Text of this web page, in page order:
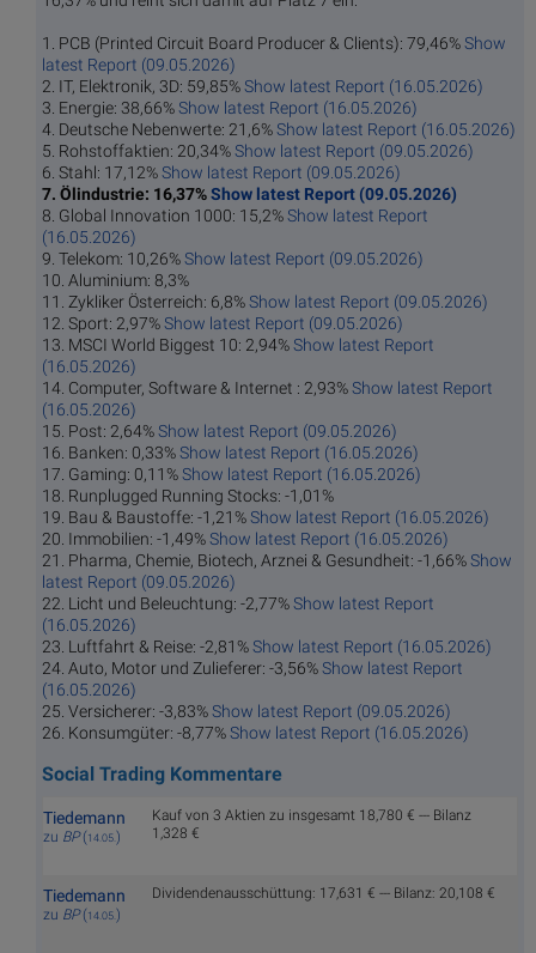
1. PCB (Printed Circuit Board Producer & Clients): 79,46%Show
latest Report (09.05.2026)
2. IT, Elektronik, 3D: 59,85%Show latest Report (16.05.2026)
3. Energie: 38,66%Show latest Report (16.05.2026)
4. Deutsche Nebenwerte: 21,6%Show latest Report (16.05.2026)
5. Rohstoffaktien: 20,34%Show latest Report (09.05.2026)
6. Stahl: 17,12%Show latest Report (09.05.2026)
7. Ölindustrie: 16,37%Show latest Report (09.05.2026)
8. Global Innovation 1000: 15,2%Show latest Report
(16.05.2026)
9. Telekom: 10,26%Show latest Report (09.05.2026)
10. Aluminium: 8,3%
11. Zykliker Österreich: 6,8%Show latest Report (09.05.2026)
12. Sport: 2,97%Show latest Report (09.05.2026)
13. MSCI World Biggest 10: 2,94%Show latest Report
(16.05.2026)
14. Computer, Software & Internet : 2,93%Show latest Report
(16.05.2026)
15. Post: 2,64%Show latest Report (09.05.2026)
16. Banken: 0,33%Show latest Report (16.05.2026)
17. Gaming: 0,11%Show latest Report (16.05.2026)
18. Runplugged Running Stocks: -1,01%
19. Bau & Baustoffe: -1,21%Show latest Report (16.05.2026)
20. Immobilien: -1,49%Show latest Report (16.05.2026)
21. Pharma, Chemie, Biotech, Arznei & Gesundheit: -1,66%Show
latest Report (09.05.2026)
22. Licht und Beleuchtung: -2,77%Show latest Report
(16.05.2026)
23. Luftfahrt & Reise: -2,81%Show latest Report (16.05.2026)
24. Auto, Motor und Zulieferer: -3,56%Show latest Report
(16.05.2026)
25. Versicherer: -3,83%Show latest Report (09.05.2026)
26. Konsumgüter: -8,77%Show latest Report (16.05.2026)
Social Trading Kommentare
Tiedemann
zu BP( 14.05.)
Kauf von 3 Aktien zu insgesamt 18,780 € --- Bilanz
1,328 €
Tiedemann
zu BP( 14.05.)
Dividendenausschüttung: 17,631 € --- Bilanz: 20,108 €